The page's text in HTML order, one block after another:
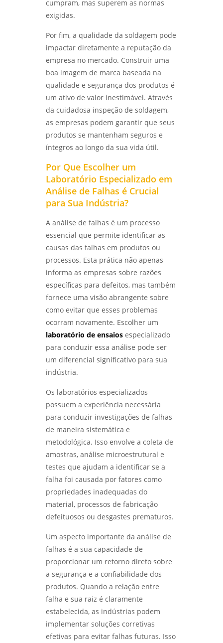
cumpram, mas superem as normas
exigidas.
Por fim, a qualidade da soldagem pode
impactar diretamente a reputação da
empresa no mercado. Construir uma
boa imagem de marca baseada na
qualidade e segurança dos produtos é
um ativo de valor inestimável. Através
da cuidadosa inspeção de soldagem,
as empresas podem garantir que seus
produtos se mantenham seguros e
íntegros ao longo da sua vida útil.
Por Que Escolher um
Laboratório Especializado em
Análise de Falhas é Crucial
para Sua Indústria?
A análise de falhas é um processo
essencial que permite identificar as
causas das falhas em produtos ou
processos. Esta prática não apenas
informa as empresas sobre razões
específicas para defeitos, mas também
fornece uma visão abrangente sobre
como evitar que esses problemas
ocorram novamente. Escolher um
laboratório de ensaiosespecializado
para conduzir essa análise pode ser
um diferencial significativo para sua
indústria.
Os laboratórios especializados
possuem a experiência necessária
para conduzir investigações de falhas
de maneira sistemática e
metodológica. Isso envolve a coleta de
amostras, análise microestrutural e
testes que ajudam a identificar se a
falha foi causada por fatores como
propriedades inadequadas do
material, processos de fabricação
defeituosos ou desgastes prematuros.
Um aspecto importante da análise de
falhas é a sua capacidade de
proporcionar um retorno direto sobre
a segurança e a confiabilidade dos
produtos. Quando a relação entre
falha e sua raiz é claramente
estabelecida, as indústrias podem
implementar soluções corretivas
efetivas para evitar falhas futuras. Isso